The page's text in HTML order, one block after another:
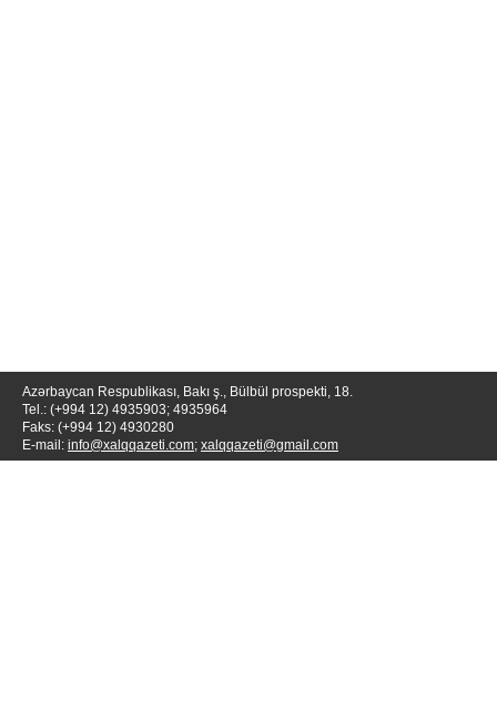
Azərbaycan Respublikası, Bakı ş., Bülbül prospekti, 18.
Tel.: (+994 12) 4935903; 4935964
Faks: (+994 12) 4930280
E-mail: info@xalqqazeti.com; xalqqazeti@gmail.com